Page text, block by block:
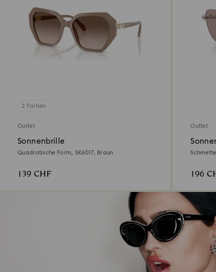
2 Farben
Outlet
Sonnenbrille
Quadratische Form, SK6017, Braun
139 CHF
Outlet
196